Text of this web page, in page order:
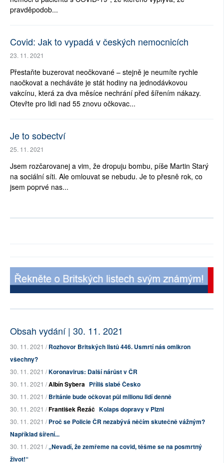
pravděpodob...
Covid: Jak to vypadá v českých nemocnicích
23. 11. 2021
Přestaňte buzerovat neočkované – stejně je neumíte rychle
naočkovat a necháváte je stát hodiny na jednodávkovou
vakcínu, která za dva měsíce nechrání před šířením nákazy.
Otevřte pro lidi nad 55 znovu očkovac...
Je to sobectví
25. 11. 2021
Jsem rozčarovanej a vim, že dropuju bombu, píše Martin Starý
na sociální síti. Ale omlouvat se nebudu. Je to přesně rok, co
jsem poprvé nas...
Obsah vydání | 30. 11. 2021
30. 11. 2021 /Rozhovor Britských listů 446. Usmrtí nás omikron
všechny?
30. 11. 2021 /Koronavirus: Další nárůst v ČR
30. 11. 2021 /Albín Sybera Příliš slabé Česko
30. 11. 2021 /Británie bude očkovat půl milionu lidí denně
30. 11. 2021 /František Řezáč Kolaps dopravy v Plzni
30. 11. 2021 /Proč se Policie ČR nezabývá něčím skutečně vážným?
Například šíření...
30. 11. 2021 /„Nevadí, že zemřeme na covid, těšme se na posmrtný
život!“